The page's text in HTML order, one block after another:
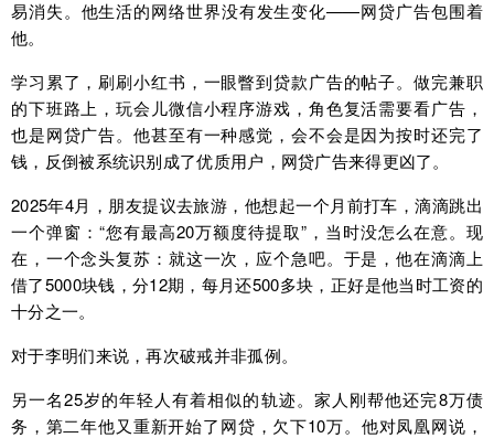
易消失。他生活的网络世界没有发生变化——网贷广告包围着
他。
学习累了，刷刷小红书，一眼瞥到贷款广告的帖子。做完兼职
的下班路上，玩会儿微信小程序游戏，角色复活需要看广告，
也是网贷广告。他甚至有一种感觉，会不会是因为按时还完了
钱，反倒被系统识别成了优质用户，网贷广告来得更凶了。
2025年4月，朋友提议去旅游，他想起一个月前打车，滴滴跳出
一个弹窗：“您有最高20万额度待提取”，当时没怎么在意。现
在，一个念头复苏：就这一次，应个急吧。于是，他在滴滴上
借了5000块钱，分12期，每月还500多块，正好是他当时工资的
十分之一。
对于李明们来说，再次破戒并非孤例。
另一名25岁的年轻人有着相似的轨迹。家人刚帮他还完8万债
务，第二年他又重新开始了网贷，欠下10万。他对凤凰网说，